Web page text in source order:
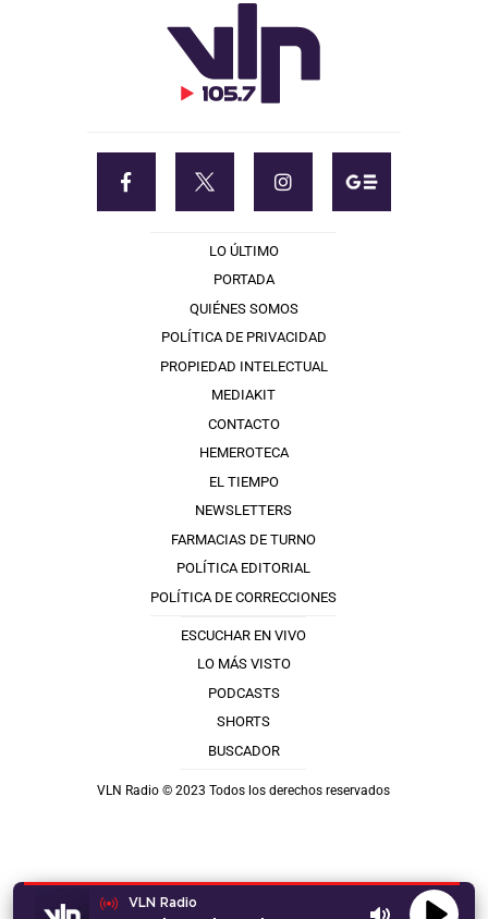
VLN Radio
LO ÚLTIMO
PORTADA
QUIÉNES SOMOS
POLÍTICA DE PRIVACIDAD
PROPIEDAD INTELECTUAL
MEDIAKIT
CONTACTO
HEMEROTECA
EL TIEMPO
NEWSLETTERS
FARMACIAS DE TURNO
POLÍTICA EDITORIAL
POLÍTICA DE CORRECCIONES
ESCUCHAR EN VIVO
LO MÁS VISTO
PODCASTS
SHORTS
BUSCADOR
VLN Radio © 2023 Todos los derechos reservados